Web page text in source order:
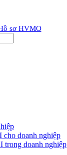
sơ HVMO
cho doanh nghiệp
trong doanh nghiệp